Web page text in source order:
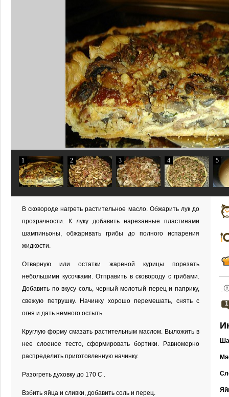
1 2 3 4 5
В сковороде нагреть растительное масло. Обжарить лук до
прозрачности. К луку добавить нарезанные пластинами
шампиньоны, обжаривать грибы до полного испарения
жидкости.
Отварную или остатки жареной курицы порезать
небольшими кусочками. Отправить в сковороду с грибами.
Добавить по вкусу соль, черный молотый перец и паприку,
свежую петрушку. Начинку хорошо перемешать, снять с
огня и дать немного остыть.
Круглую форму смазать растительным маслом. Выложить в
нее слоеное тесто, сформировать бортики. Равномерно
распределить приготовленную начинку.
Разогреть духовку до 170 C .
Взбить яйца и сливки, добавить соль и перец.
1